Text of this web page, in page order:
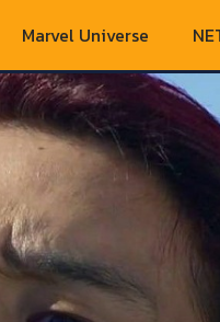
Marvel Universe